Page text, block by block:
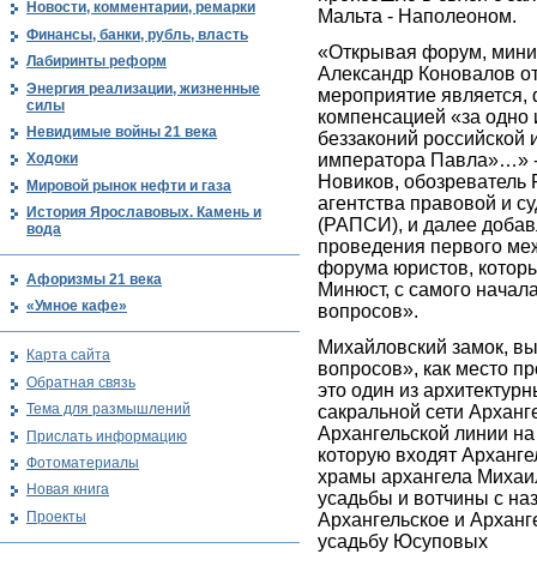
Мальта - Наполеоном.
«Открывая форум,
Александр Коновалов
мероприятие является,
компенсацией «за одно
беззаконий российской
императора Павла»…»
Новиков, обозреватель
агентства правовой и
(РАПСИ), и далее
проведения первого
форума юристов,
Минюст, с самого
вопросов».
Михайловский замок,
вопросов», как место
это один из
сакральной сети
Архангельской линии
которую входят
храмы архангела
усадьбы и вотчины с
Архангельское и
усадьбу Юсуповых
Новости, комментарии, ремарки
Финансы, банки, рубль, власть
Лабиринты реформ
Энергия реализации, жизненные
силы
Невидимые войны 21 века
Ходоки
Мировой рынок нефти и газа
История Ярославовых. Камень и
вода
Афоризмы 21 века
«Умное кафе»
Карта сайта
Обратная связь
Тема для размышлений
Прислать информацию
Фотоматериалы
Новая книга
Проекты